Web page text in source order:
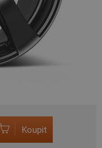
Koupit